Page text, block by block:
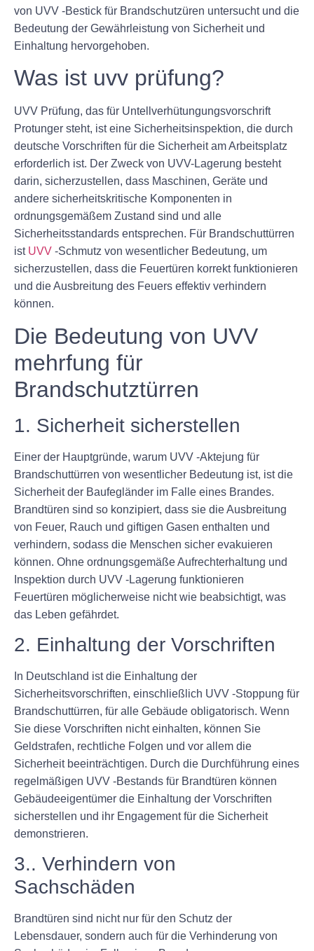
von UVV -Bestick für Brandschutzüren untersucht und die
Bedeutung der Gewährleistung von Sicherheit und
Einhaltung hervorgehoben.
Was ist uvv prüfung?
UVV Prüfung, das für Untellverhütungungsvorschrift
Protunger steht, ist eine Sicherheitsinspektion, die durch
deutsche Vorschriften für die Sicherheit am Arbeitsplatz
erforderlich ist. Der Zweck von UVV-Lagerung besteht
darin, sicherzustellen, dass Maschinen, Geräte und
andere sicherheitskritische Komponenten in
ordnungsgemäßem Zustand sind und alle
Sicherheitsstandards entsprechen. Für Brandschuttürren
ist UVV -Schmutz von wesentlicher Bedeutung, um
sicherzustellen, dass die Feuertüren korrekt funktionieren
und die Ausbreitung des Feuers effektiv verhindern
können.
Die Bedeutung von UVV
mehrfung für
Brandschutztürren
1. Sicherheit sicherstellen
Einer der Hauptgründe, warum UVV -Aktejung für
Brandschuttürren von wesentlicher Bedeutung ist, ist die
Sicherheit der Baufegländer im Falle eines Brandes.
Brandtüren sind so konzipiert, dass sie die Ausbreitung
von Feuer, Rauch und giftigen Gasen enthalten und
verhindern, sodass die Menschen sicher evakuieren
können. Ohne ordnungsgemäße Aufrechterhaltung und
Inspektion durch UVV -Lagerung funktionieren
Feuertüren möglicherweise nicht wie beabsichtigt, was
das Leben gefährdet.
2. Einhaltung der Vorschriften
In Deutschland ist die Einhaltung der
Sicherheitsvorschriften, einschließlich UVV -Stoppung für
Brandschuttürren, für alle Gebäude obligatorisch. Wenn
Sie diese Vorschriften nicht einhalten, können Sie
Geldstrafen, rechtliche Folgen und vor allem die
Sicherheit beeinträchtigen. Durch die Durchführung eines
regelmäßigen UVV -Bestands für Brandtüren können
Gebäudeeigentümer die Einhaltung der Vorschriften
sicherstellen und ihr Engagement für die Sicherheit
demonstrieren.
3.. Verhindern von
Sachschäden
Brandtüren sind nicht nur für den Schutz der
Lebensdauer, sondern auch für die Verhinderung von